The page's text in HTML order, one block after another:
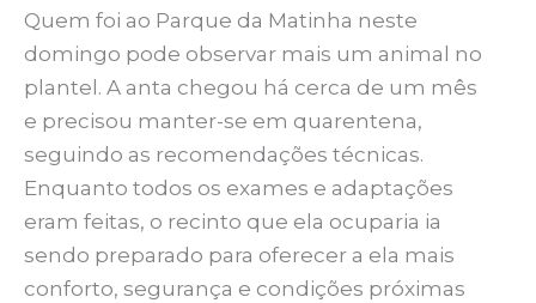
Quem foi ao Parque da Matinha neste
domingo pode observar mais um animal no
plantel. A anta chegou há cerca de um mês
e precisou manter-se em quarentena,
seguindo as recomendações técnicas.
Enquanto todos os exames e adaptações
eram feitas, o recinto que ela ocuparia ia
sendo preparado para oferecer a ela mais
conforto, segurança e condições próximas